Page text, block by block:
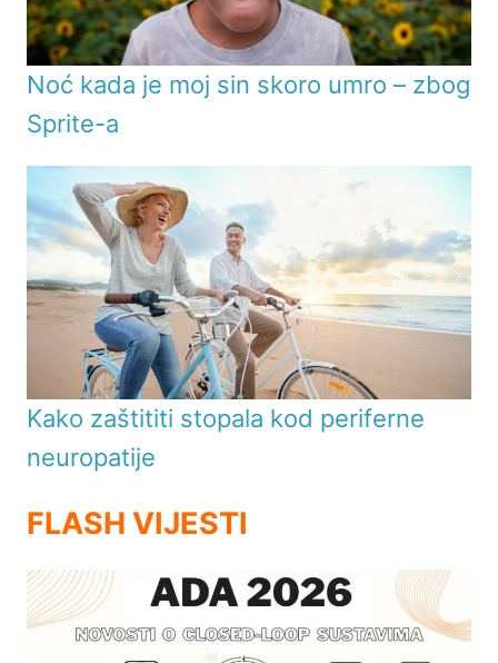
Noć kada je moj sin skoro umro – zbog
Sprite-a
Kako zaštititi stopala kod periferne
neuropatije
FLASH VIJESTI